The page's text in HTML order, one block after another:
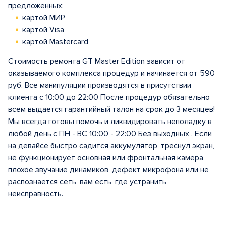
предложенных:
картой МИР,
картой Visa,
картой Mastercard,
Стоимость ремонта GT Master Edition зависит от
оказываемого комплекса процедур и начинается от 590
руб. Все манипуляции производятся в присутствии
клиента с 10:00 до 22:00 После процедур обязательно
всем выдается гарантийный талон на срок до 3 месяцев!
Мы всегда готовы помочь и ликвидировать неполадку в
любой день с ПН - ВС 10:00 - 22:00 Без выходных . Если
на девайсе быстро садится аккумулятор, треснул экран,
не функционирует основная или фронтальная камера,
плохое звучание динамиков, дефект микрофона или не
распознается сеть, вам есть, где устранить
неисправность.